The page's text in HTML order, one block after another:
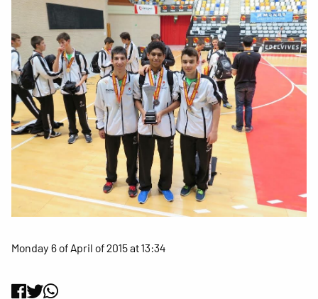
Monday 6 of April of 2015 at 13:34